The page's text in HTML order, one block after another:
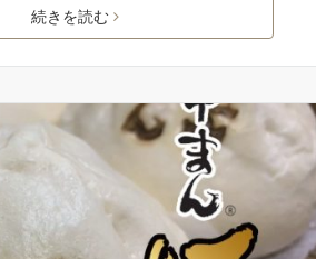
続きを読む